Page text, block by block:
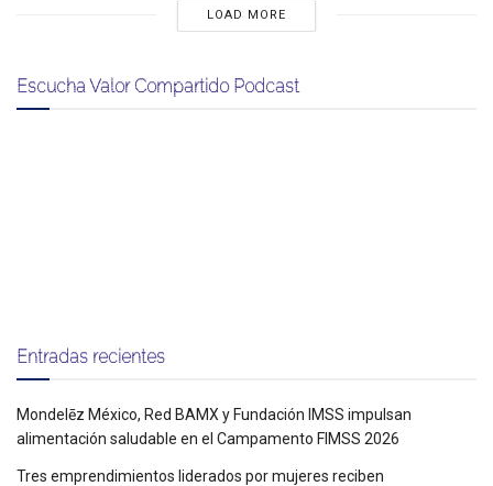
LOAD MORE
Escucha Valor Compartido Podcast
Entradas recientes
Mondelēz México, Red BAMX y Fundación IMSS impulsan
alimentación saludable en el Campamento FIMSS 2026
Tres emprendimientos liderados por mujeres reciben